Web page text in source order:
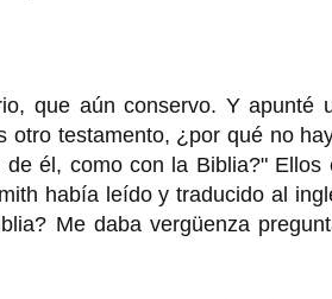
que aún conservo. Y apunté
otro testamento, ¿por qué no
él, como con la Biblia?"
había leído y traducido al
Me daba vergüenza